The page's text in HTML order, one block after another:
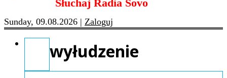
Słuchaj Radia Sovo
Sunday, 09.08.2026 | Zaloguj
wyłudzenie